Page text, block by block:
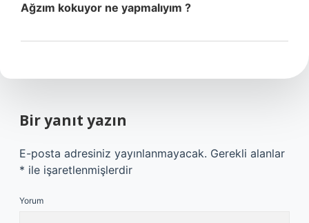
Ağzım kokuyor ne yapmalıyım ?
Bir yanıt yazın
E-posta adresiniz yayınlanmayacak. Gerekli alanlar
* ile işaretlenmişlerdir
Yorum